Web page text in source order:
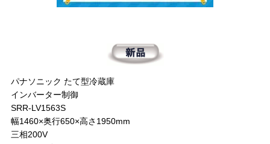
パナソニック たて型冷蔵庫
インバーター制御
SRR-LV1563S
幅1460×奥行650×高さ1950mm
三相200V